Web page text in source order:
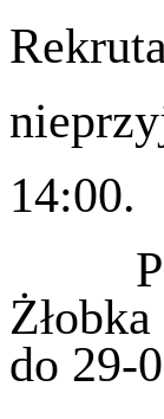
14:00.
do 29-